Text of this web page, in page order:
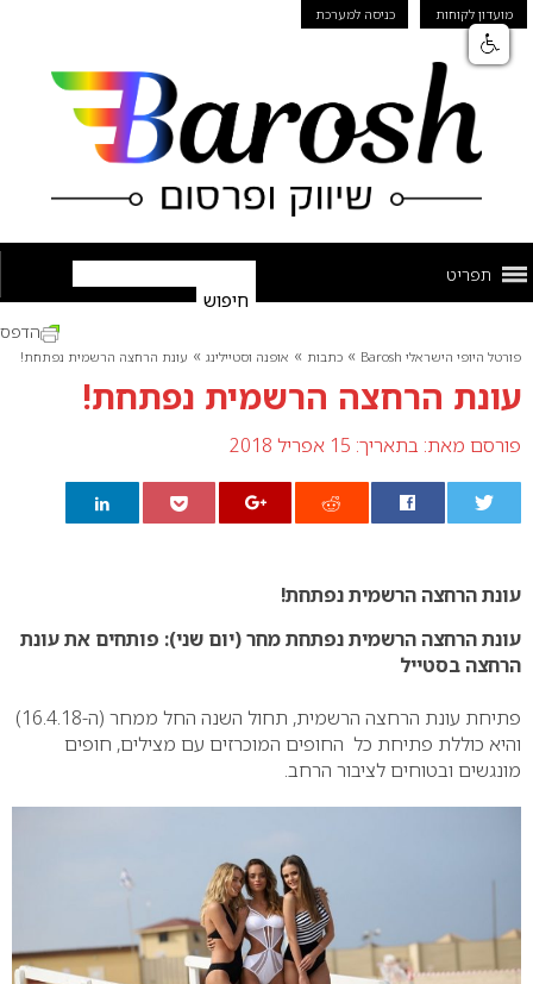
מועדון לקוחות כניסה למערכת
תפריט
פורטל היופי הישראלי Barosh » כתבות » אופנה וסטיילינג » עונת הרחצה הרשמית נפתחת!
עונת הרחצה הרשמית נפתחת!
פורסם מאת: בתאריך: 15 אפריל 2018
הדפס
עונת הרחצה הרשמית נפתחת!
עונת הרחצה הרשמית נפתחת מחר (יום שני): פותחים את עונת
הרחצה בסטייל
פתיחת עונת הרחצה הרשמית, תחול השנה החל ממחר (ה-16.4.18)
והיא כוללת פתיחת כל החופים המוכרזים עם מצילים, חופים
מונגשים ובטוחים לציבור הרחב.